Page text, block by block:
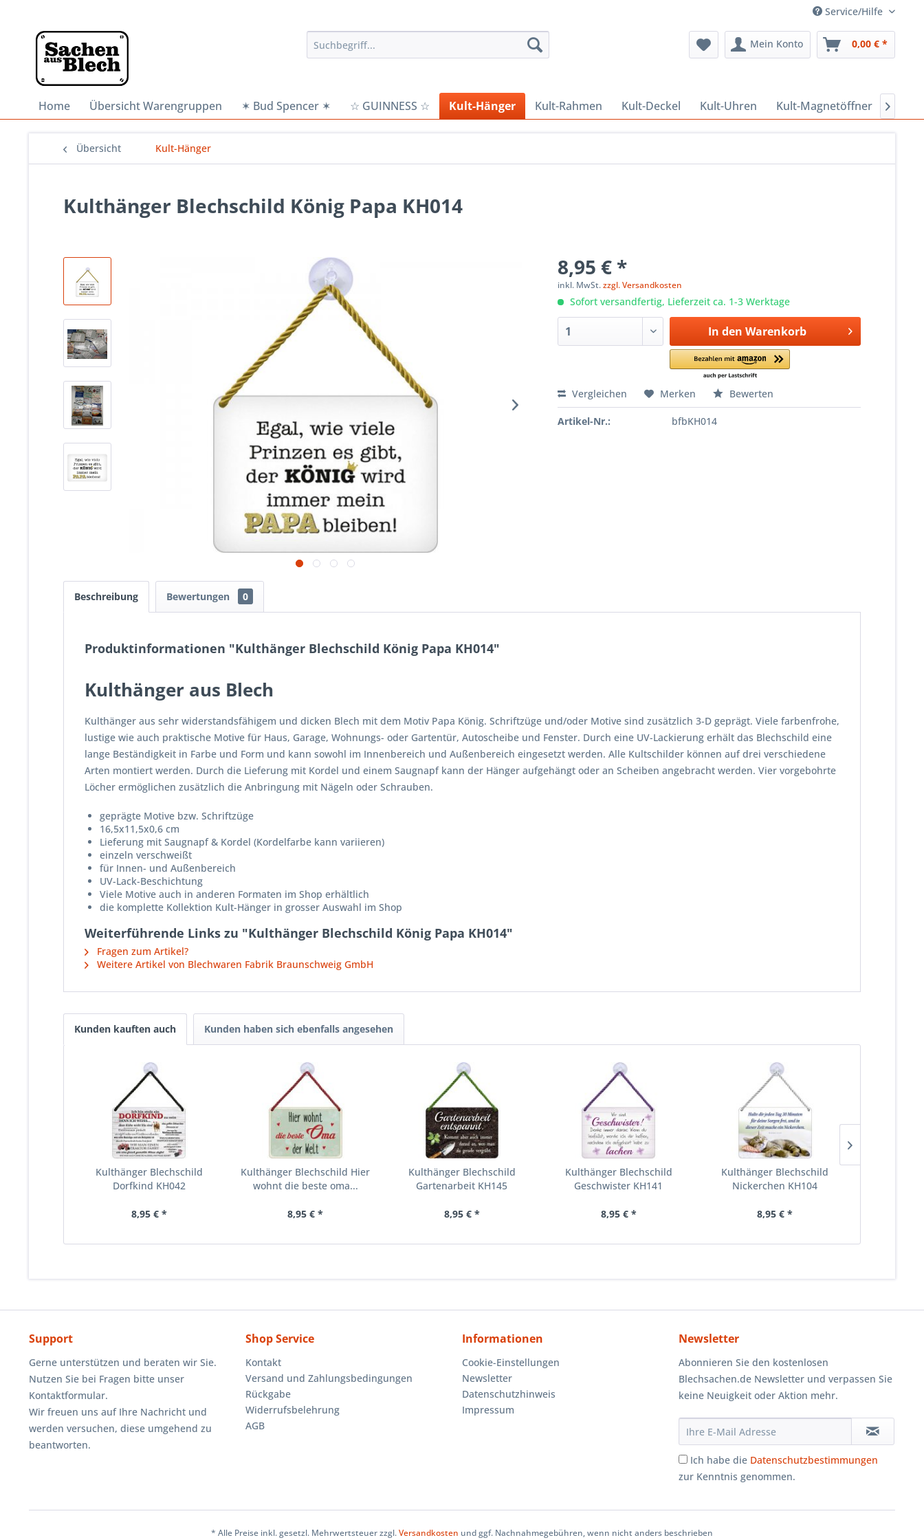
Service/Hilfe
Mein Konto 0,00 € *
Home Übersicht Warengruppen ✶ Bud Spencer ✶ ☆ GUINNESS ☆ Kult-Hänger Kult-Rahmen Kult-Deckel Kult-Uhren Kult-Magnetöffner 
Übersicht Kult-Hänger
Kulthänger Blechschild König Papa KH014
8,95 € *
inkl. MwSt.zzgl. Versandkosten
Sofort versandfertig, Lieferzeit ca. 1-3 Werktage
In den Warenkorb
Vergleichen Merken Bewerten
Artikel-Nr.: bfbKH014
Beschreibung Bewertungen 0
Produktinformationen "Kulthänger Blechschild König Papa KH014"
Kulthänger aus Blech
Kulthänger aus sehr widerstandsfähigem und dicken Blech mit dem Motiv Papa König. Schriftzüge und/oder Motive sind zusätzlich 3-D geprägt. Viele farbenfrohe,
lustige wie auch praktische Motive für Haus, Garage, Wohnungs- oder Gartentür, Autoscheibe und Fenster. Durch eine UV-Lackierung erhält das Blechschild eine
lange Beständigkeit in Farbe und Form und kann sowohl im Innenbereich und Außenbereich eingesetzt werden. Alle Kultschilder können auf drei verschiedene
Arten montiert werden. Durch die Lieferung mit Kordel und einem Saugnapf kann der Hänger aufgehängt oder an Scheiben angebracht werden. Vier vorgebohrte
Löcher ermöglichen zusätzlich die Anbringung mit Nägeln oder Schrauben.
geprägte Motive bzw. Schriftzüge
16,5x11,5x0,6 cm
Lieferung mit Saugnapf & Kordel (Kordelfarbe kann variieren)
einzeln verschweißt
für Innen- und Außenbereich
UV-Lack-Beschichtung
Viele Motive auch in anderen Formaten im Shop erhältlich
die komplette Kollektion Kult-Hänger in grosser Auswahl im Shop
Weiterführende Links zu "Kulthänger Blechschild König Papa KH014"
Fragen zum Artikel?
Weitere Artikel von Blechwaren Fabrik Braunschweig GmbH
Kunden kauften auch Kunden haben sich ebenfalls angesehen
Kulthänger Blechschild
Dorfkind KH042
8,95 € *
Kulthänger Blechschild Hier
wohnt die beste oma...
8,95 € *
Kulthänger Blechschild
Gartenarbeit KH145
8,95 € *
Kulthänger Blechschild
Geschwister KH141
8,95 € *
Kulthänger Blechschild
Nickerchen KH104
8,95 € *
Support
Gerne unterstützen und beraten wir Sie.
Nutzen Sie bei Fragen bitte unser
Kontaktformular.
Wir freuen uns auf Ihre Nachricht und
werden versuchen, diese umgehend zu
beantworten.
Shop Service
Kontakt
Versand und Zahlungsbedingungen
Rückgabe
Widerrufsbelehrung
AGB
Informationen
Cookie-Einstellungen
Newsletter
Datenschutzhinweis
Impressum
Newsletter
Abonnieren Sie den kostenlosen
Blechsachen.de Newsletter und verpassen Sie
keine Neuigkeit oder Aktion mehr.
Ich habe die Datenschutzbestimmungen
zur Kenntnis genommen.
* Alle Preise inkl. gesetzl. Mehrwertsteuer zzgl.Versandkosten und ggf. Nachnahmegebühren, wenn nicht anders beschrieben